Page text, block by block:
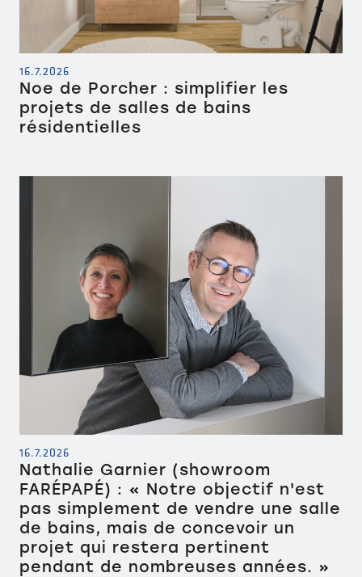
16.7.2026
Noe de Porcher : simplifier les
projets de salles de bains
résidentielles
16.7.2026
Nathalie Garnier (showroom
FARÉPAPÉ) : « Notre objectif n'est
pas simplement de vendre une salle
de bains, mais de concevoir un
projet qui restera pertinent
pendant de nombreuses années. »